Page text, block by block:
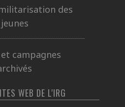
des
jeunes
campagnes
WEB DE L'IRG